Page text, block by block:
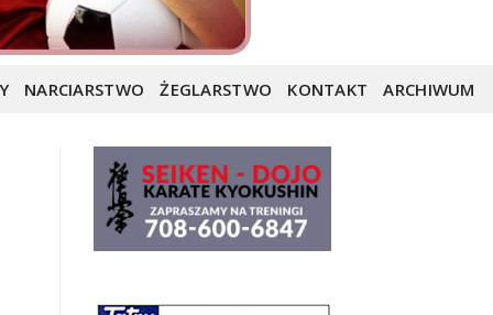
NARCIARSTWO ŻEGLARSTWO KONTAKT ARCHIWUM